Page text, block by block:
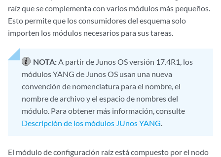
raíz que se complementa con varios módulos más pequeños.
Esto permite que los consumidores del esquema solo
importen los módulos necesarios para sus tareas.
NOTA:A partir de Junos OS versión 17.4R1, los
módulos YANG de Junos OS usan una nueva
convención de nomenclatura para el nombre, el
nombre de archivo y el espacio de nombres del
módulo. Para obtener más información, consulte
Descripción de los módulos JUnos YANG.
El módulo de configuración raíz está compuesto por el nodo